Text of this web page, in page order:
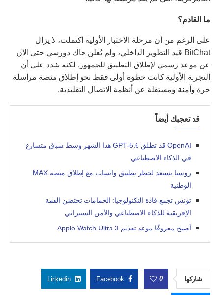
ما القادم؟
على الرغم من أن مرحلة الاختبار الأولية اكتملت، لا يزال
BitChat قيد التطوير الداخلي، ولم يُعلن جاك دورسي حتى الآن
عن موعد رسمي لإطلاق التطبيق للجمهور. لكنه شدد على أن
التجربة الأولية كانت خطوة أولى فقط نحو إطلاق منصة مراسلة
حرة وآمنة ومستقلة عن أنظمة الاتصال التقليدية.
قد تعجبك أيضاً
OpenAI قد تطلق GPT-5.6 هذا الشهر وسط سباق متسارع
في الذكاء الاصطناعي
روسيا تستعد لحظر تطبيق واتساب مع إطلاق منصة MAX
الوطنية
تونس تجمع قادة التكنولوجيا: الحمامات تحتضن القمة
الإفريقية للذكاء الاصطناعي والأمن السيبراني
أصبح معروفًا موعد تقديم Apple Watch Ultra 3
شاركها 0
Facebook
Linkedin